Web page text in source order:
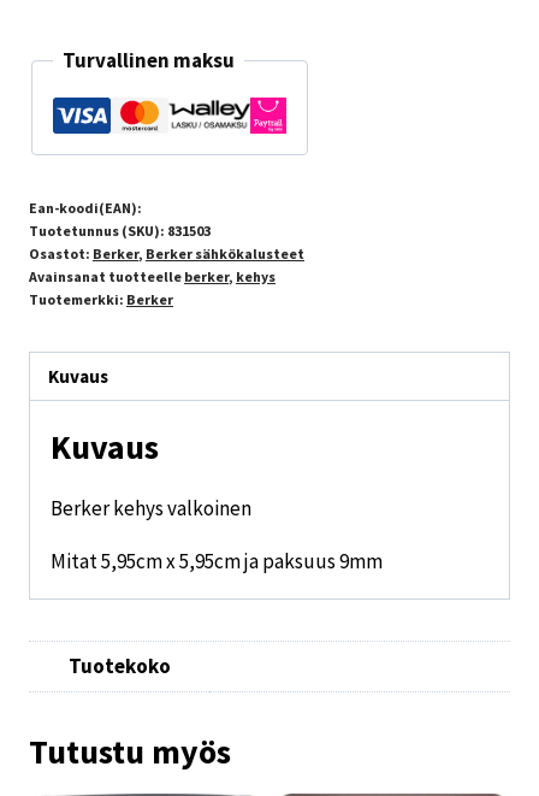
Turvallinen maksu
Ean-koodi(EAN):
Tuotetunnus (SKU): 831503
Osastot: Berker, Berker sähkökalusteet
Avainsanat tuotteelle berker, kehys
Tuotemerkki: Berker
Kuvaus
Kuvaus
Berker kehys valkoinen
Mitat 5,95cm x 5,95cm ja paksuus 9mm
Tuotekoko
Tutustu myös